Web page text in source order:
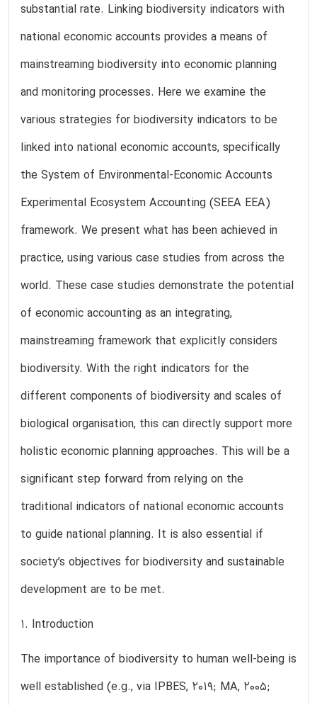
substantial rate. Linking biodiversity indicators with
national economic accounts provides a means of
mainstreaming biodiversity into economic planning
and monitoring processes. Here we examine the
various strategies for biodiversity indicators to be
linked into national economic accounts, specifically
the System of Environmental-Economic Accounts
Experimental Ecosystem Accounting (SEEA EEA)
framework. We present what has been achieved in
practice, using various case studies from across the
world. These case studies demonstrate the potential
of economic accounting as an integrating,
mainstreaming framework that explicitly considers
biodiversity. With the right indicators for the
different components of biodiversity and scales of
biological organisation, this can directly support more
holistic economic planning approaches. This will be a
significant step forward from relying on the
traditional indicators of national economic accounts
to guide national planning. It is also essential if
society’s objectives for biodiversity and sustainable
development are to be met.
1. Introduction
The importance of biodiversity to human well-being is
well established (e.g., via IPBES, 2019; MA, 2005;